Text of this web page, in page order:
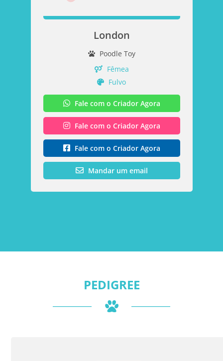
London
Poodle Toy
Fêmea
Fulvo
Fale com o Criador Agora
Fale com o Criador Agora
Fale com o Criador Agora
Mandar um email
PEDIGREE